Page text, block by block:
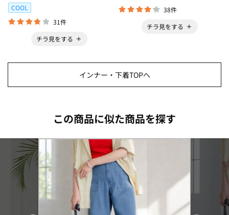
COOL
31件
チラ見をする
38件
チラ見をする
インナー・下着TOPへ
この商品に似た商品を探す